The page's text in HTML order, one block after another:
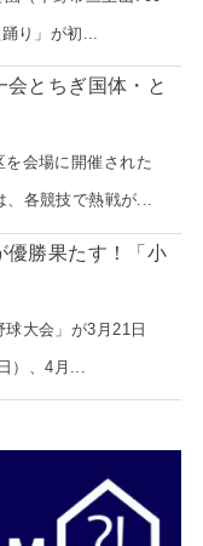
り」が初...
会とちぎ国体・と
会場に開催された
、各競技で熱戦が...
優勝果たす！「小
球大会」が3月21日
）、4月...